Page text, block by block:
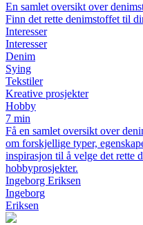
En samlet oversikt over
Finn det rette denimstoffet til
Interesser
Interesser
Denim
Sying
Tekstiler
Kreative prosjekter
Hobby
7 min
Få en samlet oversikt over
om forskjellige typer,
inspirasjon til å velge det rette
hobbyprosjekter.
Ingeborg Eriksen
Ingeborg
Eriksen